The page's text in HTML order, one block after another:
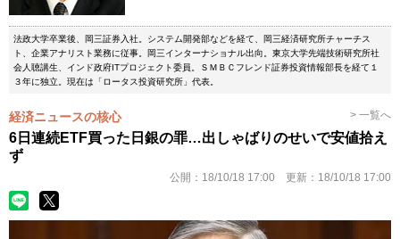
法政大学卒業後、岡三証券入社。システム開発部などを経て、岡三経済研究所チャーチス
ト、企業アナリスト業務に従事。岡三インターナショナル出向。東京大学先端技術研究所社
会人聴講生、インド政府ITプロジェクト委員。ＳＭＢＣフレンド証券投資情報部長を経て１
３年に独立。現在は「ロータス投資研究所」代表。
経済ニュースの核心 > 一覧へ
6日連続ETF買った日銀の罪…出しゃばりのせいで安値拾え
ず
公開： 18/10/18 17:00 更新： 18/10/18 17:00